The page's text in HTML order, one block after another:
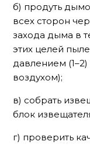
б) продуть
всех сторон
захода дыма в
этих целей
давлением
воздухом);
в) собрать
блок
г) проверить